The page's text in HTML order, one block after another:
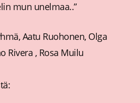
mun unelmaa..”
Aatu Ruohonen, Olga
Rivera , Rosa Muilu